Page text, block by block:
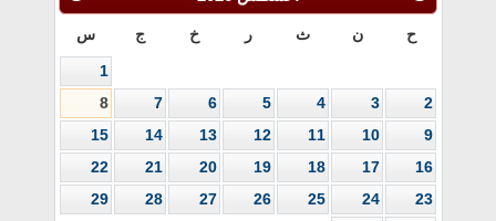
ح ن ث ر خ ج س
1
2
3
4
5
6
7
8
9
10
11
12
13
14
15
16
17
18
19
20
21
22
23
24
25
26
27
28
29